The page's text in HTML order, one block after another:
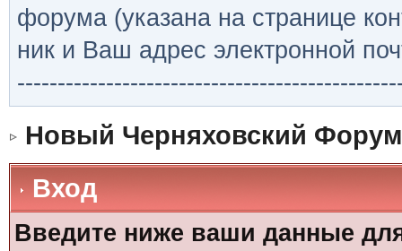
форума (указана на странице
ник и Ваш адрес электронной
Новый Черняховский Форум
Вход
Введите ниже ваши данные